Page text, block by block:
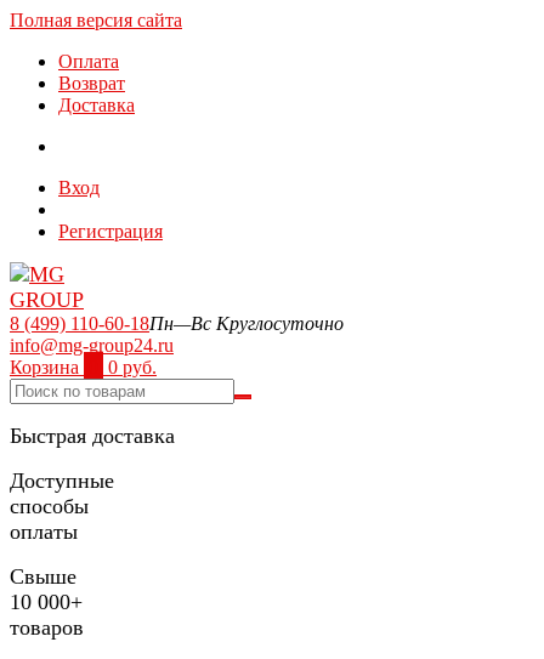
Полная версия сайта
Оплата
Возврат
Доставка
Вход
Регистрация
8 (499) 110-60-18Пн—Вс Круглосуточно
info@mg-group24.ru
Корзина
0 руб.
Быстрая доставка
Доступные
способы
оплаты
Свыше
10 000+
товаров